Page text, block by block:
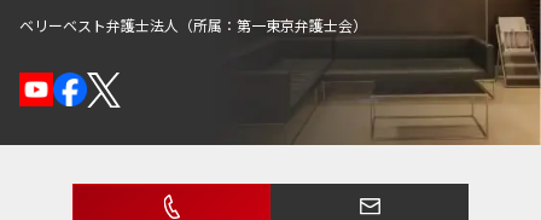
ベリーベスト弁護士法人（所属：第一東京弁護士会）